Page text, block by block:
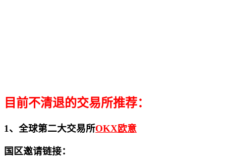
目前不清退的交易所推荐：
1、全球第二大交易所OKX欧意
国区邀请链接：